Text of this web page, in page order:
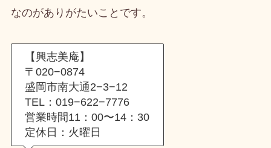
なのがありがたいことです。
【興志美庵】
〒020−0874
盛岡市南大通2−3−12
TEL：019−622−7776
営業時間11：00〜14：30
定休日：火曜日